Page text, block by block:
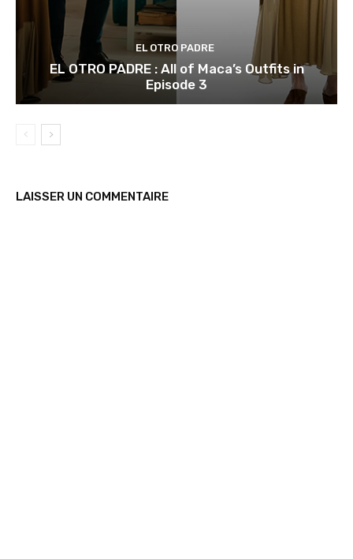
EL OTRO PADRE
EL OTRO PADRE : All of Maca’s Outfits in
Episode 3
LAISSER UN COMMENTAIRE